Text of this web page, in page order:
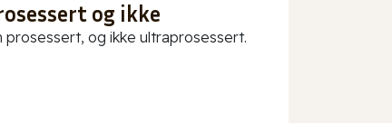
og ikke
prosessert, og ikke ultraprosessert.